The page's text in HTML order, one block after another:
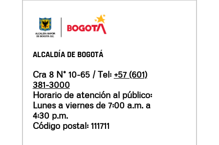
ALCALDÍA DE BOGOTÁ
Cra 8 N° 10-65 / Tel: +57 (601)
381-3000
Horario de atención al público:
Lunes a viernes de 7:00 a.m. a
4:30 p.m.
Código postal: 111711